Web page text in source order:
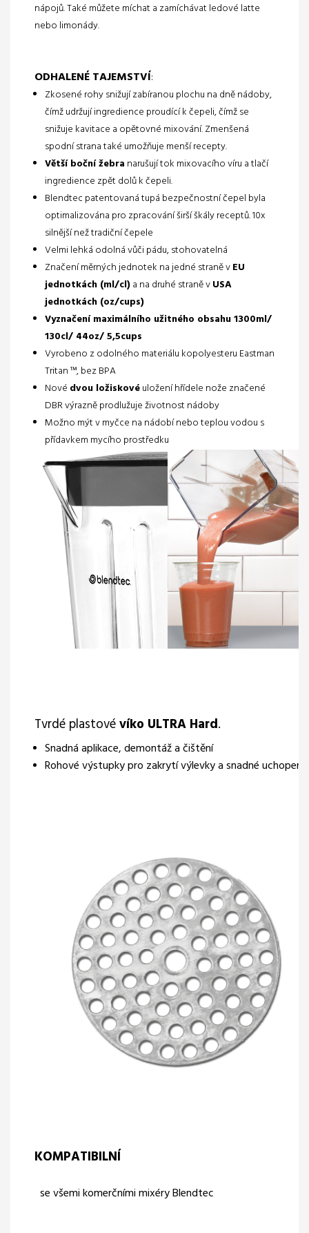
nápojů. Také můžete míchat a zamíchávat ledové latte
nebo limonády.
ODHALENÉ TAJEMSTVÍ:
Zkosené rohy snižují zabíranou plochu na dně nádoby,
čímž udržují ingredience proudící k čepeli, čímž se
snižuje kavitace a opětovné mixování. Zmenšená
spodní strana také umožňuje menší recepty.
Větší boční žebra narušují tok mixovacího víru a tlačí
ingredience zpět dolů k čepeli.
Blendtec patentovaná tupá bezpečnostní čepel byla
optimalizována pro zpracování širší škály receptů. 10x
silnější než tradiční čepele
Velmi lehká odolná vůči pádu, stohovatelná
Značení měrných jednotek na jedné straně vEU
jednotkách (ml/cl)a na druhé straně vUSA
jednotkách (oz/cups)
Vyznačení maximálního užitného obsahu1300ml/
130cl/ 44oz/ 5,5cups
Vyrobeno z odolného materiálu kopolyesteru Eastman
Tritan ™, bez BPA
Nové dvou ložiskovéuložení hřídele nože značené
DBR výrazně prodlužuje životnost nádoby
Možno mýt v myčce na nádobí nebo teplou vodou s
přídavkem mycího prostředku
Tvrdé plastovévíko ULTRA Hard.
Snadná aplikace, demontáž a čištění
Rohové výstupky pro zakrytí výlevky a snadné uchopení.
KOMPATIBILNÍ
se všemi komerčními mixéry Blendtec